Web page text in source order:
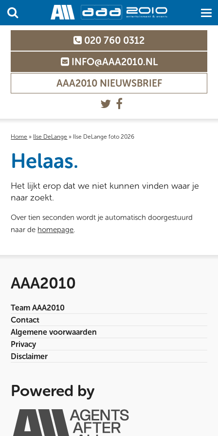
020 760 0312
INFO@AAA2010.NL
AAA2010 NIEUWSBRIEF
Home » Ilse DeLange » Ilse DeLange foto 2026
Helaas.
Het lijkt erop dat we niet kunnen vinden waar je
naar zoekt.
Over tien seconden wordt je automatisch doorgestuurd
naar de homepage.
AAA2010
Team AAA2010
Contact
Algemene voorwaarden
Privacy
Disclaimer
Powered by